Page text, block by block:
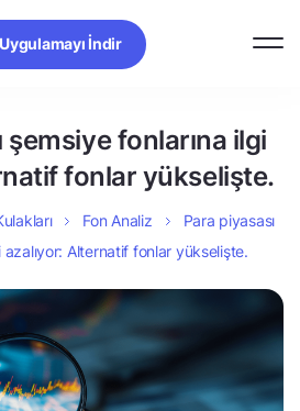
Uygulamayı İndir
şemsiye fonlarına ilgi
fonlar yükselişte.
Fon Analiz
Para piyasası
azalıyor: Alternatif fonlar yükselişte.